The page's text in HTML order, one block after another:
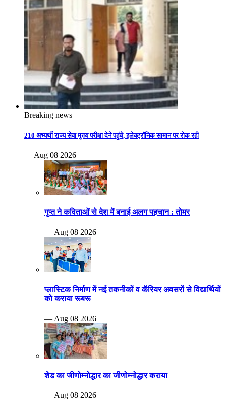
Breaking news
210 अभ्यर्थी राज्य सेवा मुख्य परीक्षा देने पहुंचे, इलेक्ट्रॉनिक सामान पर रोक रही
— Aug 08 2026
गुप्त ने कविताओं से देश में बनाई अलग पहचान : तोमर
— Aug 08 2026
प्लास्टिक निर्माण में नई तकनीकों व कॅरियर अवसरों से विद्यार्थियों
को कराया रूबरू
— Aug 08 2026
शेड का जीणोम्नोद्धार का जीणोम्नोद्धार कराया
— Aug 08 2026